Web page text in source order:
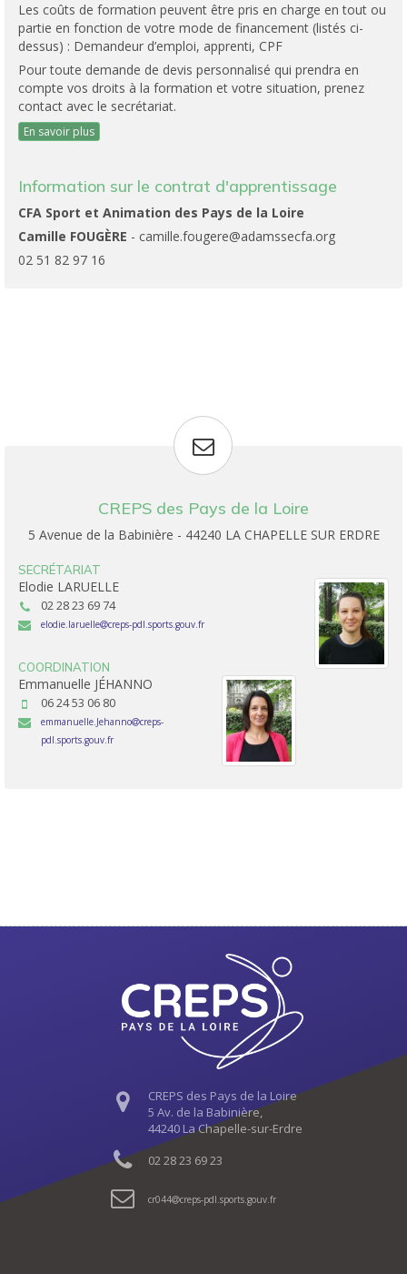
Les coûts de formation peuvent être pris en charge en tout ou
partie en fonction de votre mode de financement (listés ci-
dessus) : Demandeur d’emploi, apprenti, CPF
Pour toute demande de devis personnalisé qui prendra en
compte vos droits à la formation et votre situation, prenez
contact avec le secrétariat.
En savoir plus
Information sur le contrat d'apprentissage
CFA Sport et Animation des Pays de la Loire
Camille FOUGÈRE - camille.fougere@adamssecfa.org
02 51 82 97 16
CREPS des Pays de la Loire
5 Avenue de la Babinière - 44240 LA CHAPELLE SUR ERDRE
SECRÉTARIAT
Elodie LARUELLE
02 28 23 69 74
elodie.laruelle creps-pdl.sports.gouv.fr
COORDINATION
Emmanuelle JÉHANNO
06 24 53 06 80
emmanuelle.Jehanno
creps-
pdl.sports.gouv.fr
CREPS des Pays de la Loire
5 Av. de la Babinière,
44240 La Chapelle-sur-Erdre
02 28 23 69 23
cr044 creps-pdl.sports.gouv.fr